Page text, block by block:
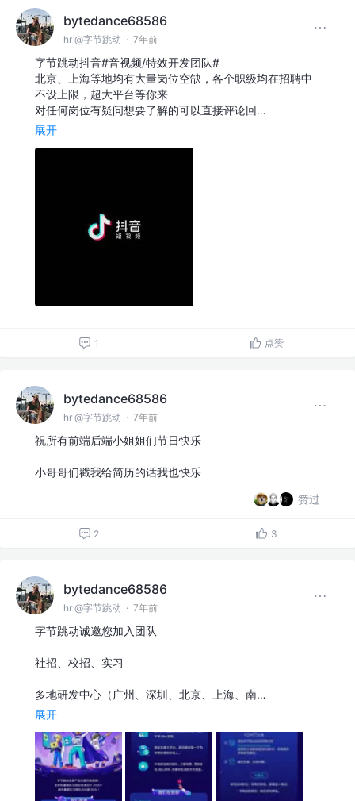
bytedance68586
hr @字节跳动 · 7年前
字节跳动抖音#音视频/特效开发团队#
北京、上海等地均有大量岗位空缺，各个职级均在招聘中
不设上限，超大平台等你来
对任何岗位有疑问想要了解的可以直接评论回…
展开
1 点赞
bytedance68586
hr @字节跳动 · 7年前
祝所有前端后端小姐姐们节日快乐
小哥哥们戳我给简历的话我也快乐
赞过
2 3
bytedance68586
hr @字节跳动 · 7年前
字节跳动诚邀您加入团队
社招、校招、实习
多地研发中心（广州、深圳、北京、上海、南…
展开